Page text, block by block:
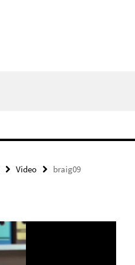
Video braig09